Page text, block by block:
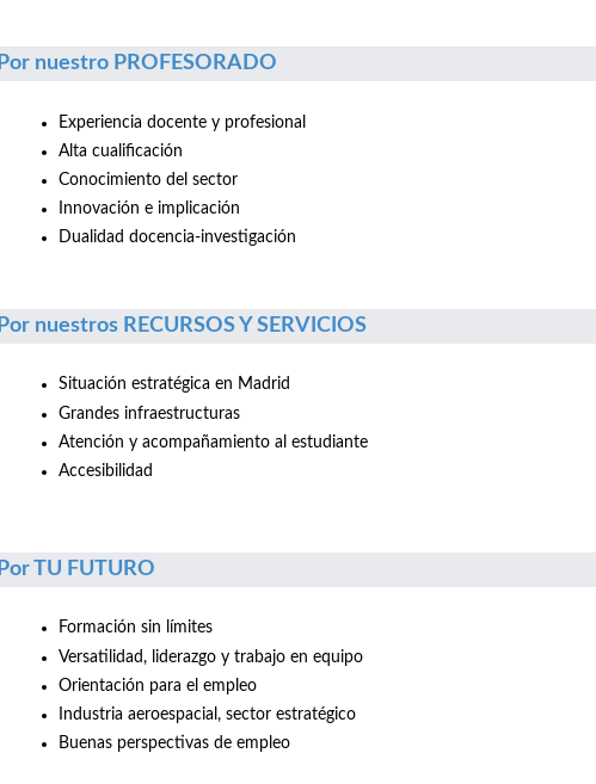
Por nuestro PROFESORADO
Experiencia docente y profesional
Alta cualificación
Conocimiento del sector
Innovación e implicación
Dualidad docencia-investigación
Por nuestros RECURSOS Y SERVICIOS
Situación estratégica en Madrid
Grandes infraestructuras
Atención y acompañamiento al estudiante
Accesibilidad
Por TU FUTURO
Formación sin límites
Versatilidad, liderazgo y trabajo en equipo
Orientación para el empleo
Industria aeroespacial, sector estratégico
Buenas perspectivas de empleo